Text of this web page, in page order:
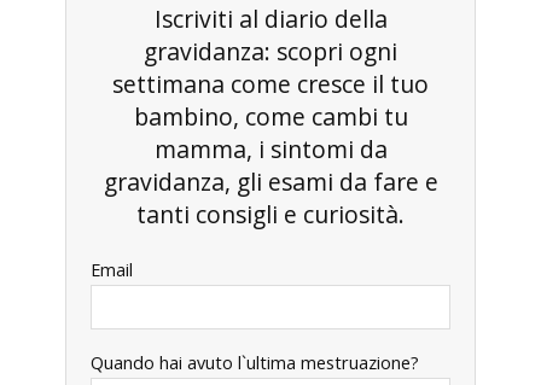
Iscriviti al diario della
gravidanza: scopri ogni
settimana come cresce il tuo
bambino, come cambi tu
mamma, i sintomi da
gravidanza, gli esami da fare e
tanti consigli e curiosità.
Email
Quando hai avuto l`ultima mestruazione?